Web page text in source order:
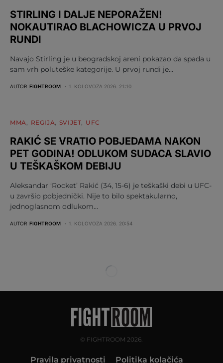
STIRLING I DALJE NEPORAŽEN!
NOKAUTIRAO BLACHOWICZA U PRVOJ
RUNDI
Navajo Stirling je u beogradskoj areni pokazao da spada u
sam vrh poluteške kategorije. U prvoj rundi je…
AUTOR FIGHTROOM 1. KOLOVOZA 2026. 21:10
MMA REGIJA SVIJET UFC
RAKIĆ SE VRATIO POBJEDAMA NAKON
PET GODINA! ODLUKOM SUDACA SLAVIO
U TEŠKAŠKOM DEBIJU
Aleksandar ‘Rocket’ Rakić (34, 15-6) je teškaški debi u UFC-
u završio pobjednički. Nije to bilo spektakularno,
jednoglasnom odlukom…
AUTOR FIGHTROOM 1. KOLOVOZA 2026. 20:54
© FIGHTROOM 2026.
Pravila privatnosti Politika kolačića